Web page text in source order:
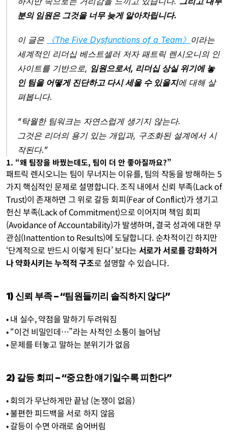
분의 임원은 그것을 너무 늦게 알아차립니다.
이 글은 《The Five Dysfunctions of a Team》 이라는
세계적인 리더십 베스트셀러 저자 패트릭 렌시오니의 인
사이트를 기반으로, 임원으로서, 리더십 상실 위기에 놓
인 팀을 어떻게 진단하고 다시 세울 수 있을지에 대해 살
펴봅니다.
“탁월한 팀워크는 자연스럽게 생기지 않는다.
그것은 리더의 용기 있는 개입과, 구조화된 설계에서 시
작된다.”
1. “왜 팀장을 바꿨는데도, 팀이 더 안 좋아질까요?”
패트릭 렌시오니는 팀이 무너지는 이유를, 팀의 작동을 방해하는 5
가지 핵심적인 문제로 설명합니다. 조직 내에서 신뢰 부족(Lack of
Trust)이 존재하면 그 위로 갈등 회피(Fear of Conflict)가 생기고
헌신 부족(Lack of Commitment)으로 이어지며 책임 회피
(Avoidance of Accountability)가 발생하며, 결국 성과에 대한 무
관심(Inattention to Results)에 도달합니다. 순차적이긴 하지만
‘단계적으로 반드시 이렇게 된다’ 보다는 서로가 서로를 강화하거
나 약화시키는 누적적 구조로 설명할 수 있습니다.
1) 신뢰 부족 – “팀원들끼리 솔직하지 않다”
• 내 실수, 약점을 말하기 두려워짐
• “이건 비밀인데…”라는 사적인 소통이 늘어남
• 문제를 터놓고 말하는 분위기가 없음
2) 갈등 회피 – “중요한 얘기일수록 피한다”
• 회의가 무난하게만 끝남 (논쟁이 없음)
• 불편한 피드백을 서로 하지 않음
• 갈등이 수면 아래로 숨어버림